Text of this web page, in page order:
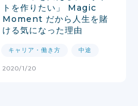
トを作りたい」 Magic
Moment だから人生を賭
ける気になった理由
キャリア・働き方 中途
2020/1/20